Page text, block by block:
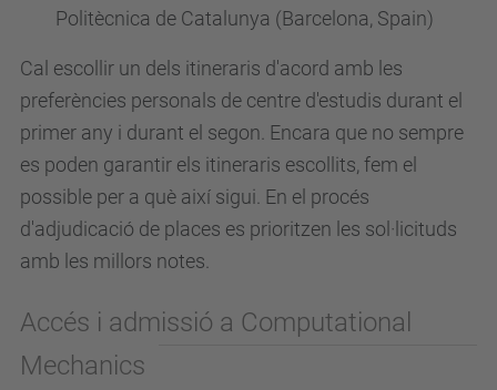
Politècnica de Catalunya (Barcelona, Spain)
Cal escollir un dels itineraris d'acord amb les
preferències personals de centre d'estudis durant el
primer any i durant el segon. Encara que no sempre
es poden garantir els itineraris escollits, fem el
possible per a què així sigui. En el procés
d'adjudicació de places es prioritzen les sol·licituds
amb les millors notes.
Accés i admissió a Computational
Mechanics